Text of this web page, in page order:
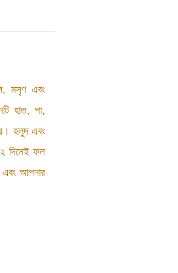
মসৃণ এবং
হাত, পা,
হলুদ এবং
দিনেই ফল
আপনার